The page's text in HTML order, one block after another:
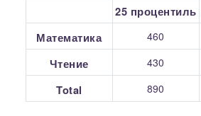
25 процентиль
Математика
460
Чтение 430
Total 890